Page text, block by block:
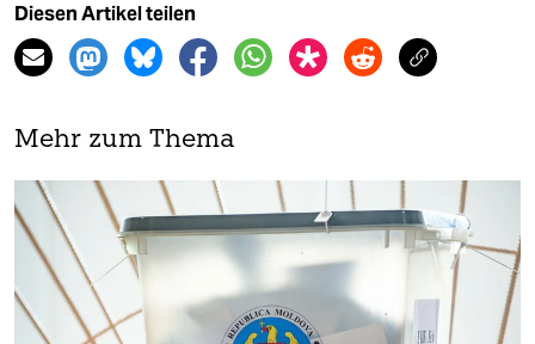
Diesen Artikel teilen
Mehr zum Thema